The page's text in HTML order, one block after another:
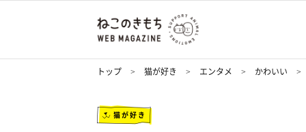
トップ 猫が好き エンタメ かわいい
猫が好き